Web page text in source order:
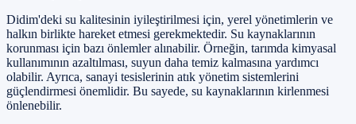
Didim'deki su kalitesinin iyileştirilmesi için, yerel yönetimlerin ve
halkın birlikte hareket etmesi gerekmektedir. Su kaynaklarının
korunması için bazı önlemler alınabilir. Örneğin, tarımda kimyasal
kullanımının azaltılması, suyun daha temiz kalmasına yardımcı
olabilir. Ayrıca, sanayi tesislerinin atık yönetim sistemlerini
güçlendirmesi önemlidir. Bu sayede, su kaynaklarının kirlenmesi
önlenebilir.